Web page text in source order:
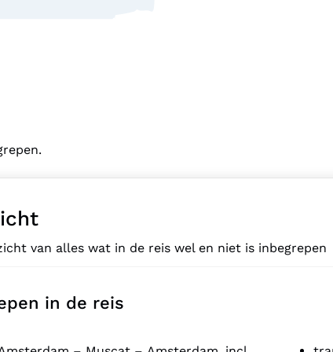
van alles wat in de reis wel en niet is inbegrepen
in de reis